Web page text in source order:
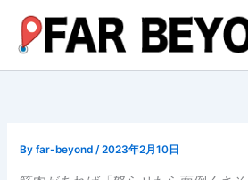
ス
Byfar-beyond/2023年2月10日